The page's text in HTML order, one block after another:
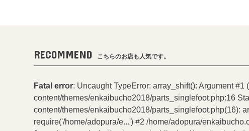
RECOMMEND こちらのお店も人気です。
Fatal error: Uncaught TypeError: array_shift(): Argument
content/themes/enkaibucho2018/parts_singlefoot.php:16
content/themes/enkaibucho2018/parts_singlefoot.php(16):
require('/home/adopura/e...') #2 /home/adopura/